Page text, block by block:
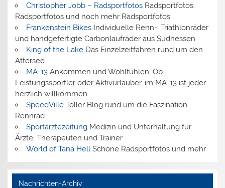
Christopher Jobb – RadsportfotosRadsportfotos,
Radsportfotos und noch mehr Radsportfotos
Frankenstein BikesIndividuelle Renn-, Triathlonräder
und handgefertigte Carbonlaufräder aus Südhessen
King of the LakeDas Einzelzeitfahren rund um den
Attersee
MA-13Ankommen und Wohlfühlen: Ob
Leistungssportler oder Aktivurlauber, im MA-13 ist jeder
herzlich willkommen.
SpeedVilleToller Blog rund um die Faszination
Rennrad
SportärztezeitungMedizin und Unterhaltung für
Ärzte, Therapeuten und Trainer
World of Tana Hell Schöne Radsportfotos und mehr
Nachrichten-Archiv